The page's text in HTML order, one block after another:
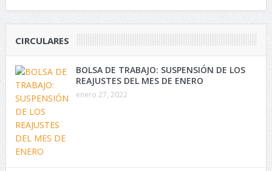
CIRCULARES
BOLSA DE TRABAJO: SUSPENSIÓN DE LOS
REAJUSTES DEL MES DE ENERO
enero 27, 2022